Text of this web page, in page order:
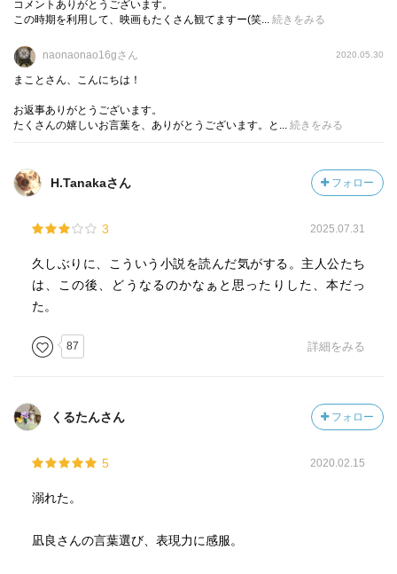
して逮捕されてしまいます。
き抱えられ、文と引き離されてしまいます。
更紗は警察で本当のことを言いそびれ、文は懲役を受けま
す。
人のことを特に好きではないことに気が付いています。恋
人には結婚をせまられています。
そんな時、更紗は『calico』という深夜営業のカフェで、
文、その人をみつけますが。文は更紗に全く気が付いてい
ないようで…。
コメントありがとうございます。
この時期を利用して、映画もたくさん観てますー(笑... 続きをみる
naonaonao16gさん 2020.05.30
まことさん、こんにちは！
お返事ありがとうございます。
たくさんの嬉しいお言葉を、ありがとうございます。と... 続きをみる
H.Tanakaさん フォロー
3 2025.07.31
久しぶりに、こういう小説を読んだ気がする。主人公たち
は、この後、どうなるのかなぁと思ったりした、本だっ
た。
87 詳細をみる
くるたんさん フォロー
5 2020.02.15
溺れた。
凪良さんの言葉選び、表現力に感服。